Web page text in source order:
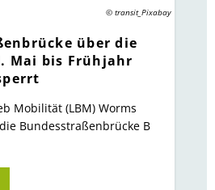
© transit_Pixabay
über die
Mai bis Frühjahr
Mobilität (LBM) Worms
Bundesstraßenbrücke B